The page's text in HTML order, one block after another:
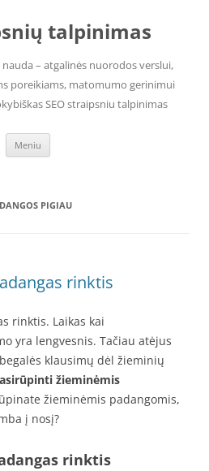
talpinimas
– atgalinės nuorodos verslui,
poreikiams, matomumo gerinimui
SEO straipsniu talpinimas
Meniu
PIGIAU
rinktis
rinktis. Laikas kai
yra lengvesnis. Tačiau atėjus
klausimų dėl žieminių
žieminėmis
žieminėmis padangomis,
į nosį?
rinktis